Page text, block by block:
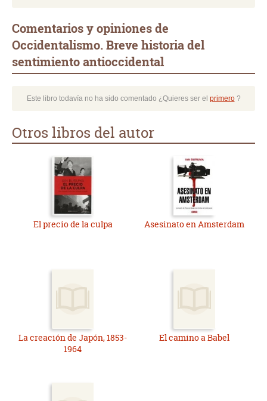
Comentarios y opiniones de
Occidentalismo. Breve historia del
sentimiento antioccidental
Este libro todavía no ha sido comentado ¿Quieres ser el primero?
Otros libros del autor
El precio de la culpa Asesinato en Amsterdam
La creación de Japón, 1853-
1964
El camino a Babel